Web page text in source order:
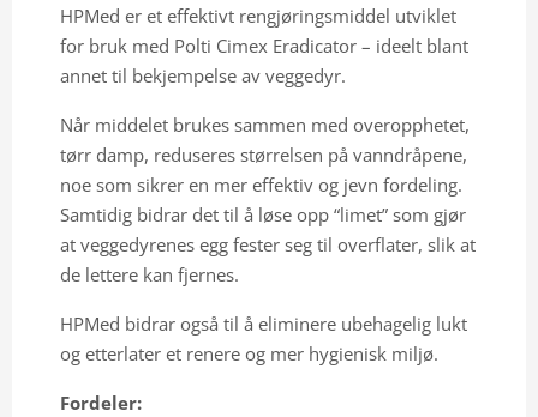
HPMed er et effektivt rengjøringsmiddel utviklet
for bruk med Polti Cimex Eradicator – ideelt blant
annet til bekjempelse av veggedyr.
Når middelet brukes sammen med overopphetet,
tørr damp, reduseres størrelsen på vanndråpene,
noe som sikrer en mer effektiv og jevn fordeling.
Samtidig bidrar det til å løse opp “limet” som gjør
at veggedyrenes egg fester seg til overflater, slik at
de lettere kan fjernes.
HPMed bidrar også til å eliminere ubehagelig lukt
og etterlater et renere og mer hygienisk miljø.
Fordeler: